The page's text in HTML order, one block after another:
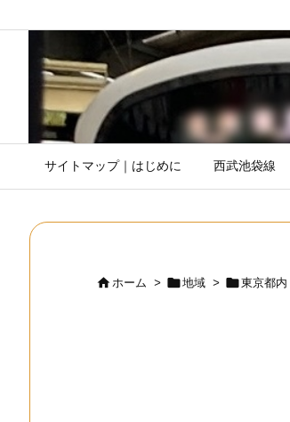
サイトマップ｜はじめに 西武池袋線
ホーム > 地域 > 東京都内